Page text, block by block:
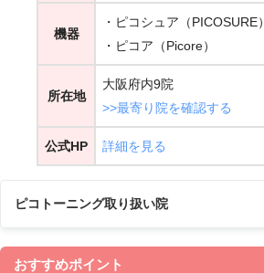
機器
・ピコシュア（PICOSURE）
・ピコア（Picore）
所在地
大阪府内9院
>>最寄り院を確認する
公式HP 詳細を見る
ピコトーニング取り扱い院
梅田大阪駅
おすすめポイント